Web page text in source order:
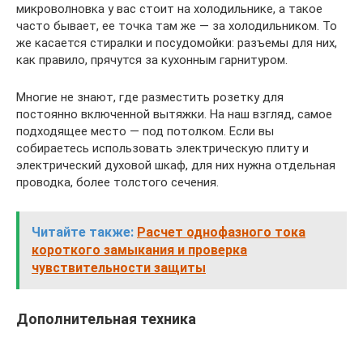
микроволновка у вас стоит на холодильнике, а такое
часто бывает, ее точка там же — за холодильником. То
же касается стиралки и посудомойки: разъемы для них,
как правило, прячутся за кухонным гарнитуром.
Многие не знают, где разместить розетку для
постоянно включенной вытяжки. На наш взгляд, самое
подходящее место — под потолком. Если вы
собираетесь использовать электрическую плиту и
электрический духовой шкаф, для них нужна отдельная
проводка, более толстого сечения.
Читайте также: Расчет однофазного тока
короткого замыкания и проверка
чувствительности защиты
Дополнительная техника